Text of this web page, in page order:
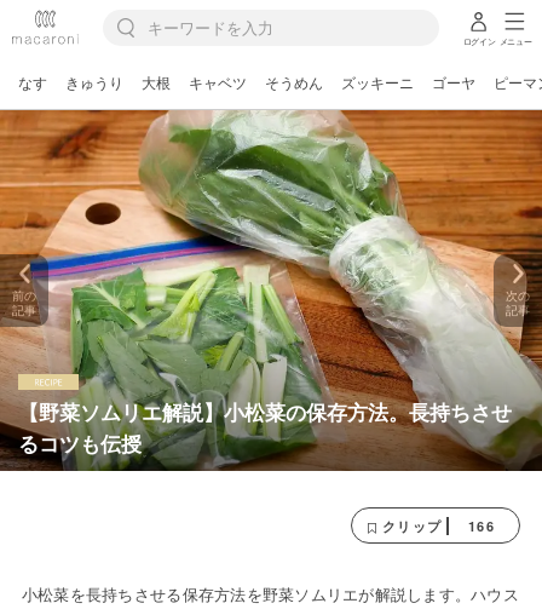
ログイン メニュー
なす きゅうり 大根 キャベツ そうめん ズッキーニ ゴーヤ ピーマ
【野菜ソムリエ解説】小松菜の保存方法。長持ちさせ
るコツも伝授
前の
記事
次の
記事
クリップ 166
小松菜を長持ちさせる保存方法を野菜ソムリエが解説します。ハウス